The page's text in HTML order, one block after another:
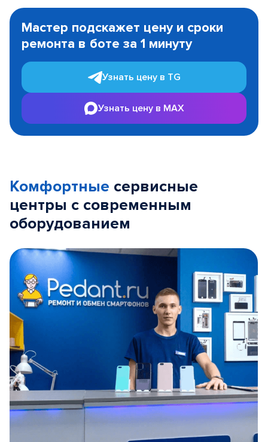
1
Мастер подскажет цену и сроки
ремонта в боте за 1 минуту
Узнать цену в TG
Узнать цену в MAX
Комфортные сервисные
центры с современным
оборудованием